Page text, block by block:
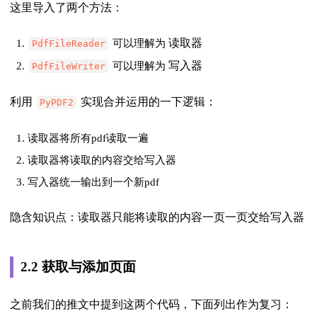
这里导入了两个方法：
PdfFileReader 可以理解为 读取器
PdfFileWriter 可以理解为 写入器
利用 PyPDF2 实现合并运用的一下逻辑：
读取器将所有pdf读取一遍
读取器将读取的内容交给写入器
写入器统一输出到一个新pdf
隐含知识点： 读取器只能将读取的内容一页一页交给写入器
2.2 获取与添加页面
之前我们的推文中提到这两个代码，下面列出作为复习：